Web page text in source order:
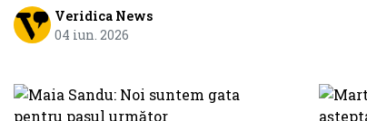
Veridica News
04 iun. 2026